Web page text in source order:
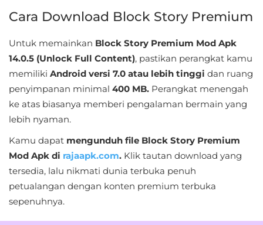
Video
Players
&
Editors
Weather
Rekomendasi
Cara Download Block Story Premium
Untuk memainkan Block Story Premium Mod Apk
14.0.5 (Unlock Full Content), pastikan perangkat kamu
memiliki Android versi 7.0 atau lebih tinggi dan ruang
penyimpanan minimal 400 MB. Perangkat menengah
ke atas biasanya memberi pengalaman bermain yang
lebih nyaman.
Kamu dapat mengunduh file Block Story Premium
Mod Apk di rajaapk.com. Klik tautan download yang
tersedia, lalu nikmati dunia terbuka penuh
petualangan dengan konten premium terbuka
sepenuhnya.